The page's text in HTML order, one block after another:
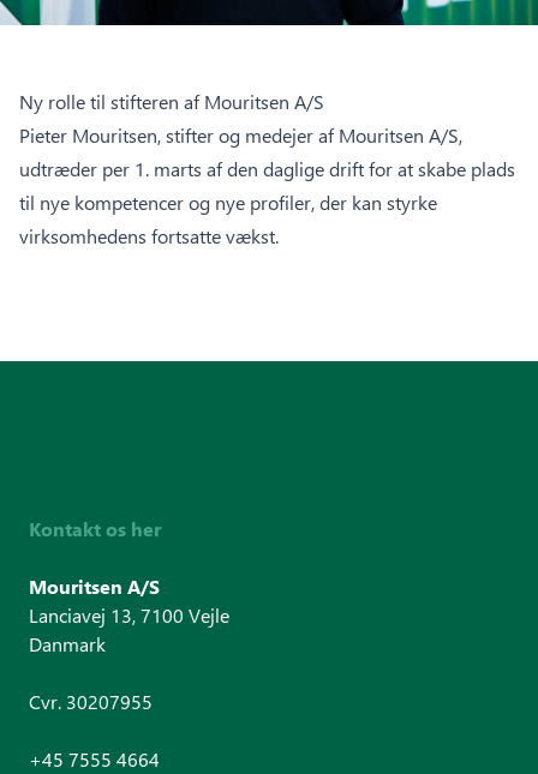
Ny rolle til stifteren af Mouritsen A/S
Pieter Mouritsen, stifter og medejer af Mouritsen A/S,
udtræder per 1. marts af den daglige drift for at skabe plads
til nye kompetencer og nye profiler, der kan styrke
virksomhedens fortsatte vækst.
Kontakt os her
Mouritsen A/S
Lanciavej 13, 7100 Vejle
Danmark
Cvr. 30207955
+45 7555 4664